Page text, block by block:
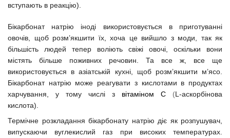
вступають в реакцію).
Бікарбонат натрію іноді використовується в приготуванні
овочів, щоб розм’якшити їх, хоча це вийшло з моди, так як
більшість людей тепер воліють свіжі овочі, оскільки вони
містять більше поживних речовин. Та все ж, все ще
використовується в азіатській кухні, щоб розм’якшити м’ясо.
Бікарбонат натрію може реагувати з кислотами в продуктах
харчування, у тому числі з вітаміном С (L-аскорбінова
кислота).
Термічне розкладання бікарбонату натрію діє як розпушувач,
випускаючи вуглекислий газ при високих температурах.